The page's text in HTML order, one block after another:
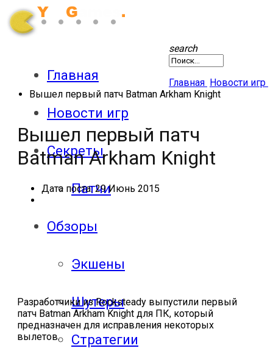
Главная
Новости игр
Секреты
Патчи
Обзоры
Экшены
Шутеры
Стратегии
search
Главная Новости игр
Вышел первый патч Batman Arkham Knight
Вышел первый патч
Batman Arkham Knight
Дата поста:29 Июнь 2015
Разработчики из Rocksteady выпустили первый
патч Batman Arkham Knight для ПК, который
предназначен для исправления некоторых
вылетов.